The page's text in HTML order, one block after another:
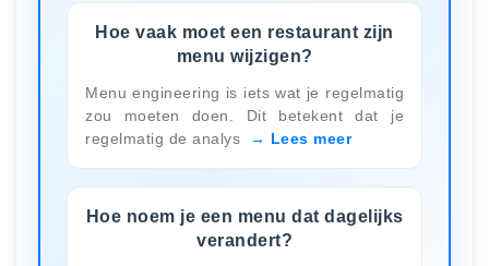
Hoe vaak moet een restaurant zijn
menu wijzigen?
Menu engineering is iets wat je regelmatig
zou moeten doen. Dit betekent dat je
regelmatig de analys
Lees meer
Hoe noem je een menu dat dagelijks
verandert?